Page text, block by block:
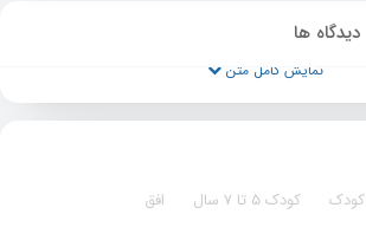
دیدگاه ها
نمایش کامل متن
کودک کودک 5 تا 7 سال افق